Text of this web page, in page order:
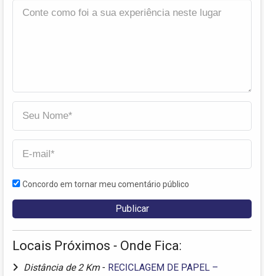
Concordo em tornar meu comentário público
Locais Próximos - Onde Fica:
Distância de 2 Km - RECICLAGEM DE PAPEL –